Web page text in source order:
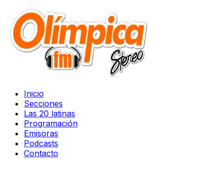
Inicio
Secciones
Las 20 latinas
Programación
Emisoras
Podcasts
Contacto